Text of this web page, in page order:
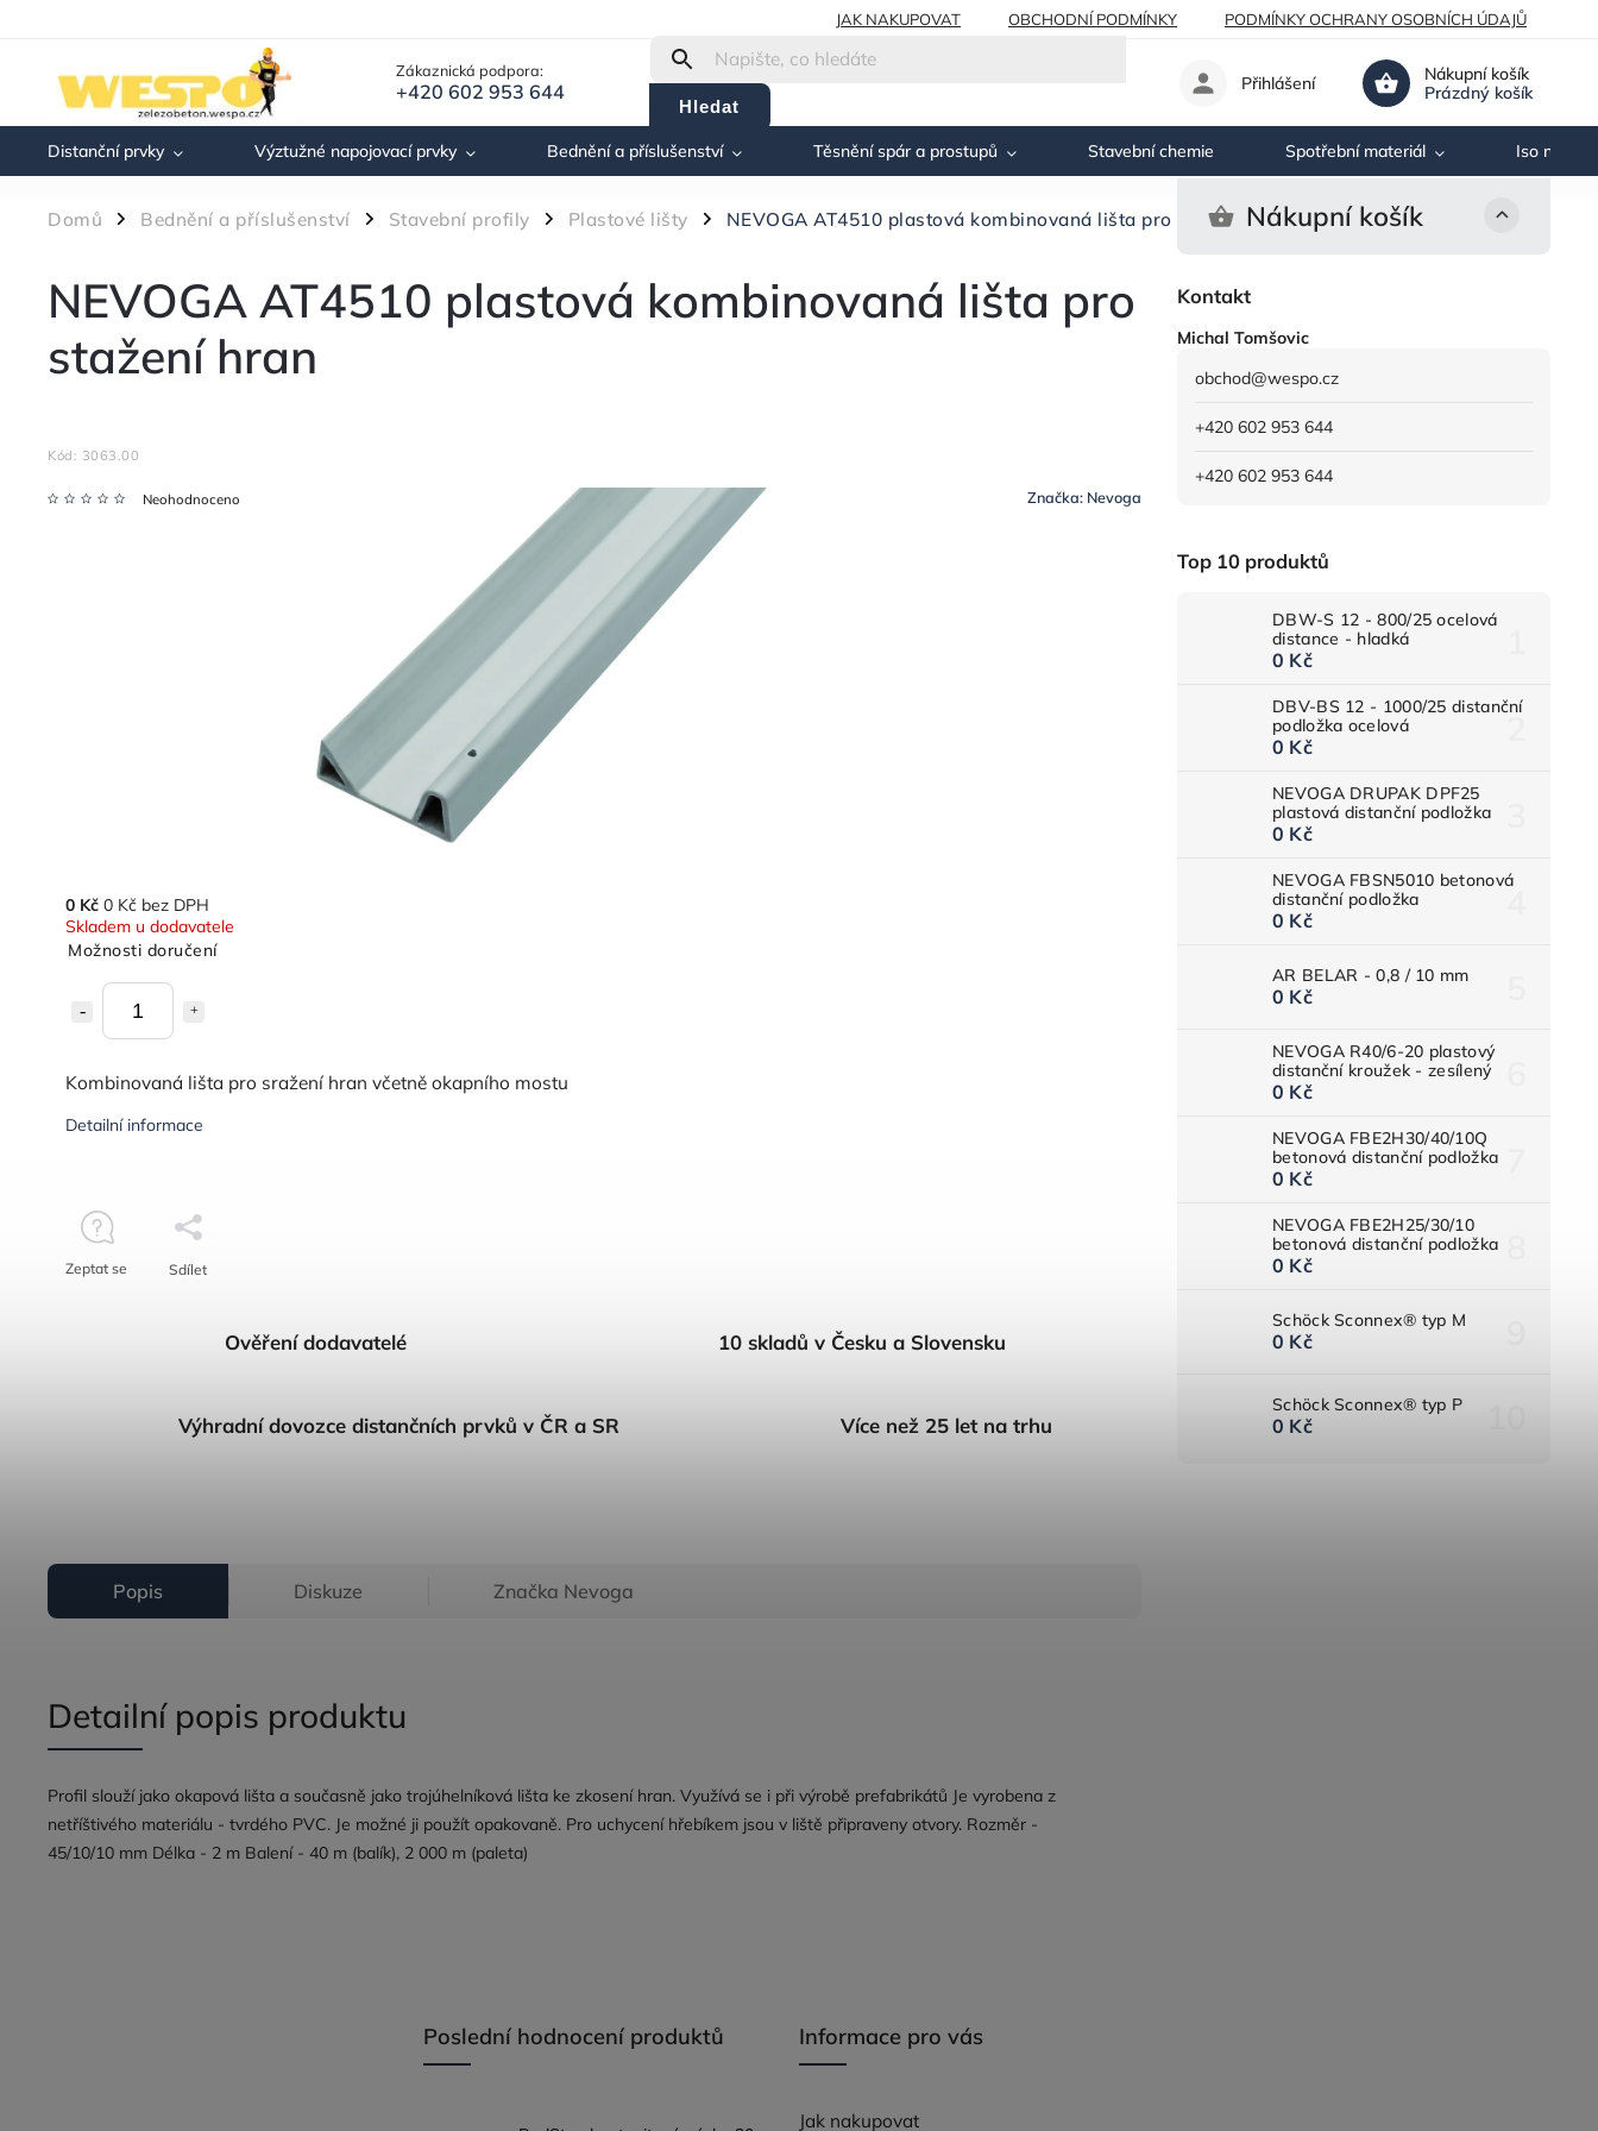
JAK NAKUPOVAT OBCHODNÍ PODMÍNKY PODMÍNKY OCHRANY OSOBNÍCH ÚDAJŮ
Zákaznická podpora:
+420 602 953 644
Hledat
Nákupní košík
Prázdný košík
Přihlášení
Distanční prvky Výztužné napojovací prvky Bednění a příslušenství Těsnění spár a prostupů Stavební chemie Spotřební materiál Iso
Domů / Bednění a příslušenství / Stavební profily / Plastové lišty / NEVOGA AT4510 plastová kombinovaná lišta pro stažení hranNákupní košík
Kontakt
Michal Tomšovic
obchod@wespo.cz
+420 602 953 644
+420 602 953 644
Top 10 produktů
DBW-S 12 - 800/25 ocelová
distance - hladká
0 Kč
DBV-BS 12 - 1000/25 distanční
podložka ocelová
0 Kč
NEVOGA DRUPAK DPF25
plastová distanční podložka
0 Kč
NEVOGA FBSN5010 betonová
distanční podložka
0 Kč
AR BELAR - 0,8 / 10 mm
0 Kč
NEVOGA R40/6-20 plastový
distanční kroužek - zesílený
0 Kč
NEVOGA FBE2H30/40/10Q
betonová distanční podložka
0 Kč
NEVOGA FBE2H25/30/10
betonová distanční podložka
0 Kč
Schöck Sconnex® typ M
0 Kč
Schöck Sconnex® typ P
0 Kč
NEVOGA AT4510 plastová kombinovaná lišta pro
stažení hran
Kód: 3063.00
Neohodnoceno Značka: Nevoga
0 Kč 0 Kč bez DPH
Skladem u dodavatele
Možnosti doručení
Kombinovaná lišta pro sražení hran včetně okapního mostu
Detailní informace
Zeptat se Sdílet
Ověření dodavatelé 10 skladů v Česku a Slovensku
Výhradní dovozce distančních prvků v ČR a SR Více než 25 let na trhu
Popis Diskuze Značka Nevoga
Detailní popis produktu
Profil slouží jako okapová lišta a současně jako trojúhelníková lišta ke zkosení hran. Využívá se i při výrobě prefabrikátů Je vyrobena z
netříštivého materiálu - tvrdého PVC. Je možné ji použít opakovaně. Pro uchycení hřebíkem jsou v liště připraveny otvory. Rozměr -
45/10/10 mm Délka - 2 m Balení - 40 m (balík), 2 000 m (paleta)
Poslední hodnocení produktů Informace pro vás
Jak nakupovat